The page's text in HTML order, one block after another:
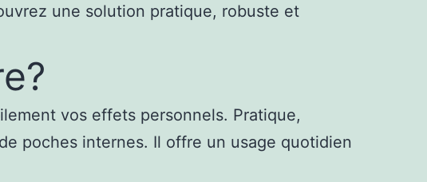
une solution pratique, robuste et
vos effets personnels. Pratique,
poches internes. Il offre un usage quotidien